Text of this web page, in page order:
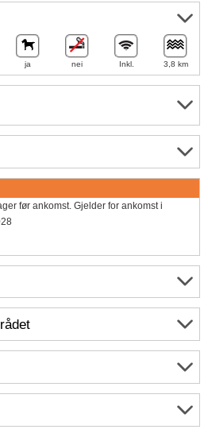
ja nei Inkl. 3,8 km
før ankomst. Gjelder for ankomst i